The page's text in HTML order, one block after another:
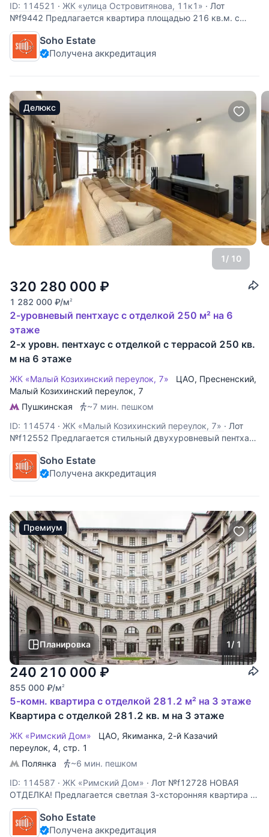
ID: 114521 · ЖК «улица Островитянова, 11к1» · Лот
№f9442 Предлагается квартира площадью 216 кв.м. с
эксклюзивной отделкой, с использованием натуральных
материалов, общей площадью 216 кв.м. Планировка
предусматривает: просторная кухня-гостиная-столовая 54
Soho Estate
Получена аккредитация
Делюкс
1/ 10
320 280 000 ₽
1 282 000 ₽/м2
2-уровневый пентхаус с отделкой 250 м² на 6
этаже
2-х уровн. пентхаус с отделкой с террасой 250 кв.
м на 6 этаже
ЖК «Малый Козихинский переулок, 7» ЦАО, Пресненский,
Малый Козихинский переулок, 7
Пушкинская
~7 мин. пешком
ID: 114574 · ЖК «Малый Козихинский переулок, 7» · Лот
№f12552 Предлагается стильный двухуровневый пентхаус
с великолепными видами на город в районе Патриарших
прудов. Квартира полностью готова к проживанию.
Спланированы: на первом уровне объединенная зона:
Soho Estate
Получена аккредитация
Премиум
Планировка 1/ 1
240 210 000 ₽
855 000 ₽/м2
5-комн. квартира с отделкой 281.2 м² на 3 этаже
Квартира с отделкой 281.2 кв. м на 3 этаже
ЖК «Римский Дом» ЦАО, Якиманка, 2-й Казачий
переулок, 4, стр. 1
Полянка
~6 мин. пешком
ID: 114587 · ЖК «Римский Дом» · Лот №f12728 НОВАЯ
ОТДЕЛКА! Предлагается светлая 3-хсторонняя квартира с
элегантной классической отделкой и площадью 281,3 кв.м.
Панорамных 17 окон. По планировке: просторный холл,
гостевой с/узел, постирочная, просторная гостиная-кухня-
Soho Estate
Получена аккредитация